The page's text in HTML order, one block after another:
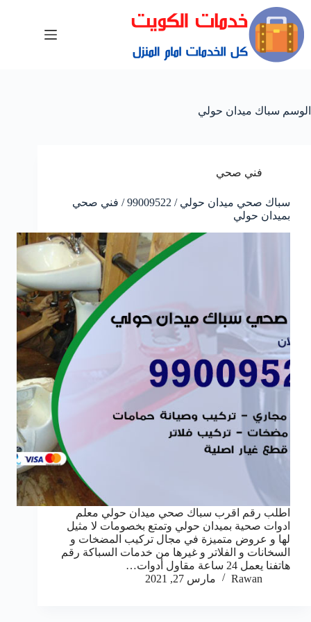
الوسم سباك ميدان حولي
فني صحي
سباك صحي ميدان حولي / 99009522 / فني صحي
بميدان حولي
اطلب رقم اقرب سباك صحي ميدان حولي معلم
ادوات صحية بميدان حولي وتمتع بخصومات لا مثيل
لها و عروض متميزة في مجال تركيب المضخات و
السخانات و الفلاتر و غيرها من خدمات السباكة رقم
هاتفنا يعمل 24 ساعة مقاول أدوات…
Rawan
مارس 27, 2021